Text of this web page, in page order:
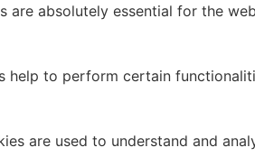
are absolutely essential for the
help to perform certain
are used to understand and